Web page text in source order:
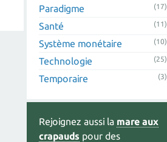
Paradigme (17)
Santé (11)
Système monétaire (10)
Technologie (25)
Temporaire (3)
Rejoignez aussi la mare aux
crapauds pour des